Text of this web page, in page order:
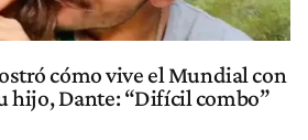
cómo vive el Mundial con
hijo, Dante: “Difícil combo”